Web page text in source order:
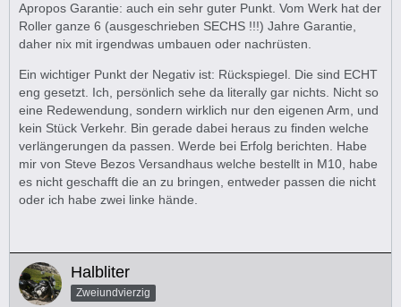
Apropos Garantie: auch ein sehr guter Punkt. Vom Werk hat der
Roller ganze 6 (ausgeschrieben SECHS !!!) Jahre Garantie,
daher nix mit irgendwas umbauen oder nachrüsten.
Ein wichtiger Punkt der Negativ ist: Rückspiegel. Die sind ECHT
eng gesetzt. Ich, persönlich sehe da literally gar nichts. Nicht so
eine Redewendung, sondern wirklich nur den eigenen Arm, und
kein Stück Verkehr. Bin gerade dabei heraus zu finden welche
verlängerungen da passen. Werde bei Erfolg berichten. Habe
mir von Steve Bezos Versandhaus welche bestellt in M10, habe
es nicht geschafft die an zu bringen, entweder passen die nicht
oder ich habe zwei linke hände.
Halbliter
Zweiundvierzig